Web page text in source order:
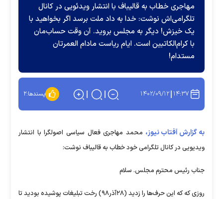
مهاجری خطاب به قالیباف با انتشار ویدئویی در کانال
تلگرامی‌اش نوشت: خدا به داد ملت برسد اگر بخواهید با
یک خیزش! دیگر به مجلس بروید. آن وقت حساب‌مان
با کرام‌الکاتبین است. ایام ریاست مادام العمرتان
مستدام!
۱۴:۳۷ ۱۴۰۲/۰۹/۱۲ پسندها:۲
به گزارش آفتاب نیوز، محمد مهاجری فعال سیاسی اصولگرا با انتشار
ویدیویی در کانال تلگرامی خود خطاب به قالیباف نوشت:
جناب رئیس محترم مجلس. سلام
روزی که که این حرف‌ها را زدید (۲۸آذر۹۸) رخت تبلیغات پوشیده بودید تا